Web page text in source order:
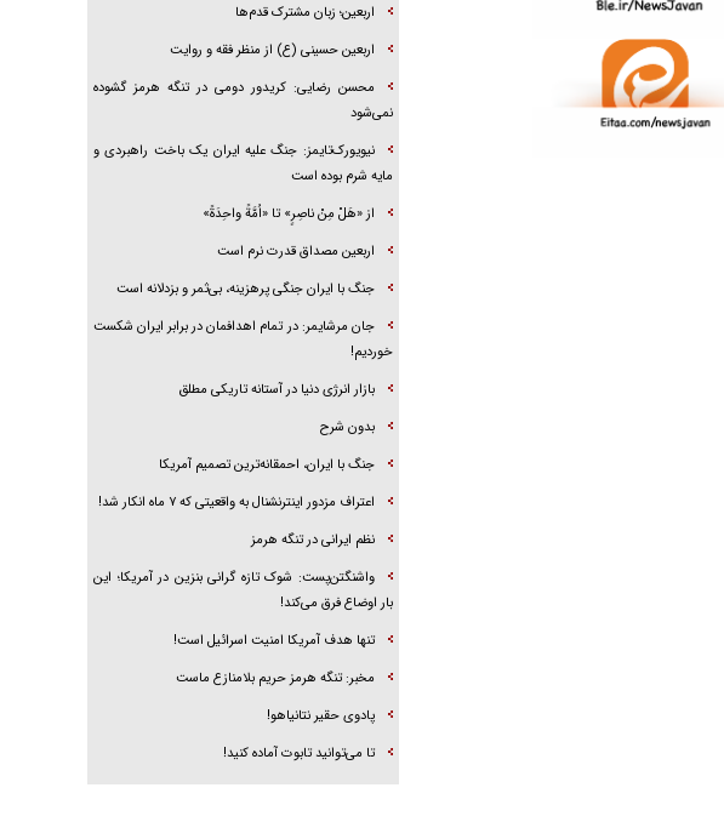
تحلیل ابعاد پیام رهبر انقلاب به حزب‌الله/ مقاومت
اربعین؛ زبان مشترک قدم‌ها
اربعین حسینی (ع) از منظر فقه و روایت
محسن رضایی: کریدور دومی در تنگه هرمز گشوده
نمی‌شود
نیویورک‌تایمز: جنگ علیه ایران یک باخت راهبردی و
مایه شرم بوده است
از «هَلْ مِنْ ناصِرٍ» تا «اُمَّةً واحِدَةً»
اربعین مصداق قدرت نرم است
جنگ با ایران جنگی پرهزینه، بی‌ثمر و بزدلانه است
جان مرشایمر: در تمام اهدافمان در برابر ایران شکست
خوردیم!
بازار انرژی دنیا در آستانه تاریکی مطلق
بدون شرح
جنگ با ایران، احمقانه‌ترین تصمیم آمریکا
اعتراف مزدور اینترنشنال به واقعیتی که ۷ ماه انکار شد!
نظم ایرانی در تنگه هرمز
واشنگتن‌پست: شوک تازه گرانی بنزین در آمریکا؛ این
بار اوضاع فرق می‌کند!
تنها هدف آمریکا امنیت اسرائیل است!
مخبر: تنگه هرمز حریم بلامنازع ماست
پادوی حقیر نتانیاهو!
تا می‌توانید تابوت آماده کنید!